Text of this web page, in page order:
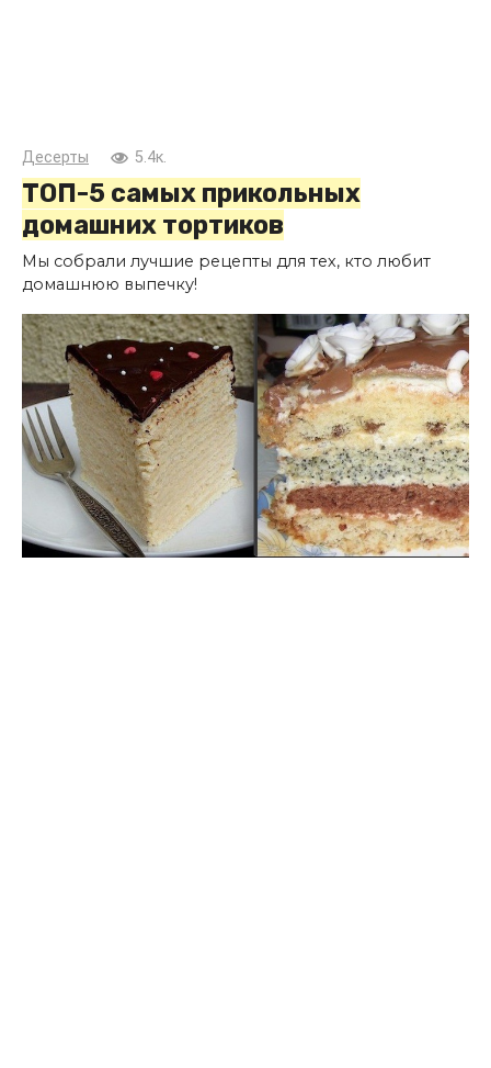
Десерты 5.4к.
ТОП-5 самых прикольных
домашних тортиков
Мы собрали лучшие рецепты для тех, кто любит
домашнюю выпечку!